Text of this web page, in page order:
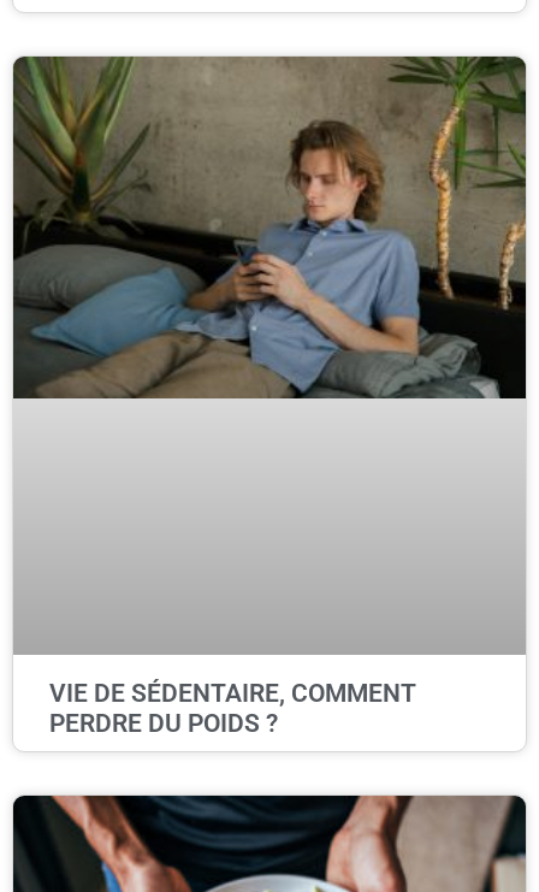
VIE DE SÉDENTAIRE, COMMENT
PERDRE DU POIDS ?